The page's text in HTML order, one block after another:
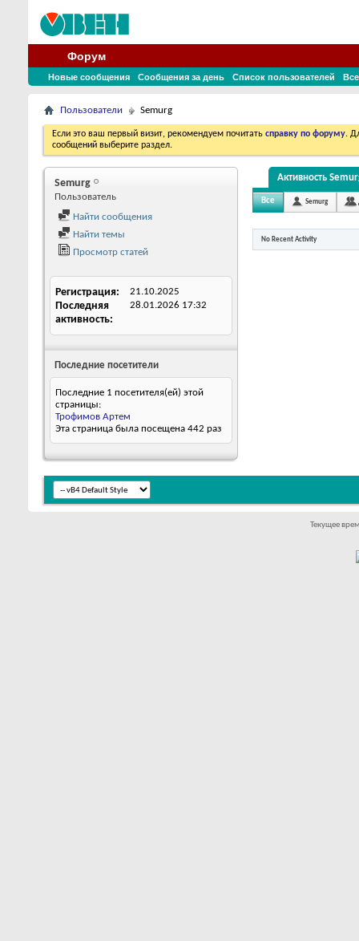
Форум
Новые сообщения Сообщения за день Список пользователей
Пользователи Semurg
Если это ваш первый визит, рекомендуем почитать справку по форуму.
сообщений выберите раздел.
Semurg
Пользователь
Найти сообщения
Найти темы
Просмотр статей
Регистрация 21.10.2025
Последняя
активность
28.01.2026 17:32
Последние посетители
Последние 1 посетителя(ей) этой
страницы:
Трофимов Артем
Эта страница была посещена 442 раз
Активность
Все Semurg
No Recent Activity
Текущее